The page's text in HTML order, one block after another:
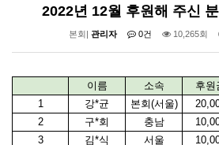
2022년 12월 후원해 주신
본회| 관리자 0건 10,265회
이름 소속 후원
1
강*균 본회(서울)
2
구*회 충남
3
김*식 서울